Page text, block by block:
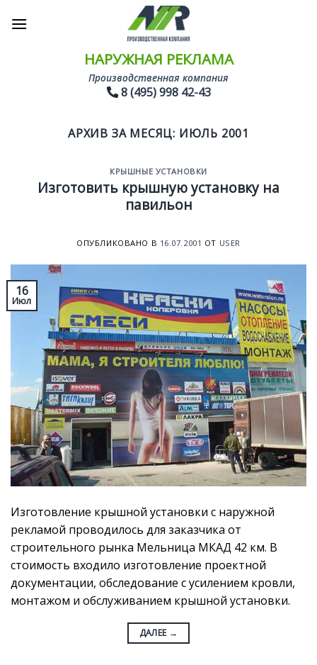
НАРУЖНАЯ РЕКЛАМА
Производственная компания
8 (495) 998 42-43
АРХИВ ЗА МЕСЯЦ: ИЮЛЬ 2001
КРЫШНЫЕ УСТАНОВКИ
Изготовить крышную установку на
павильон
ОПУБЛИКОВАНО В 16.07.2001 ОТ USER
16
Июл
Изготовление крышной установки с наружной
рекламой проводилось для заказчика от
строительного рынка Мельница МКАД 42 км. В
стоимость входило изготовление проектной
документации, обследование с усилением кровли,
монтажом и обслуживанием крышной установки.
ДАЛЕЕ →